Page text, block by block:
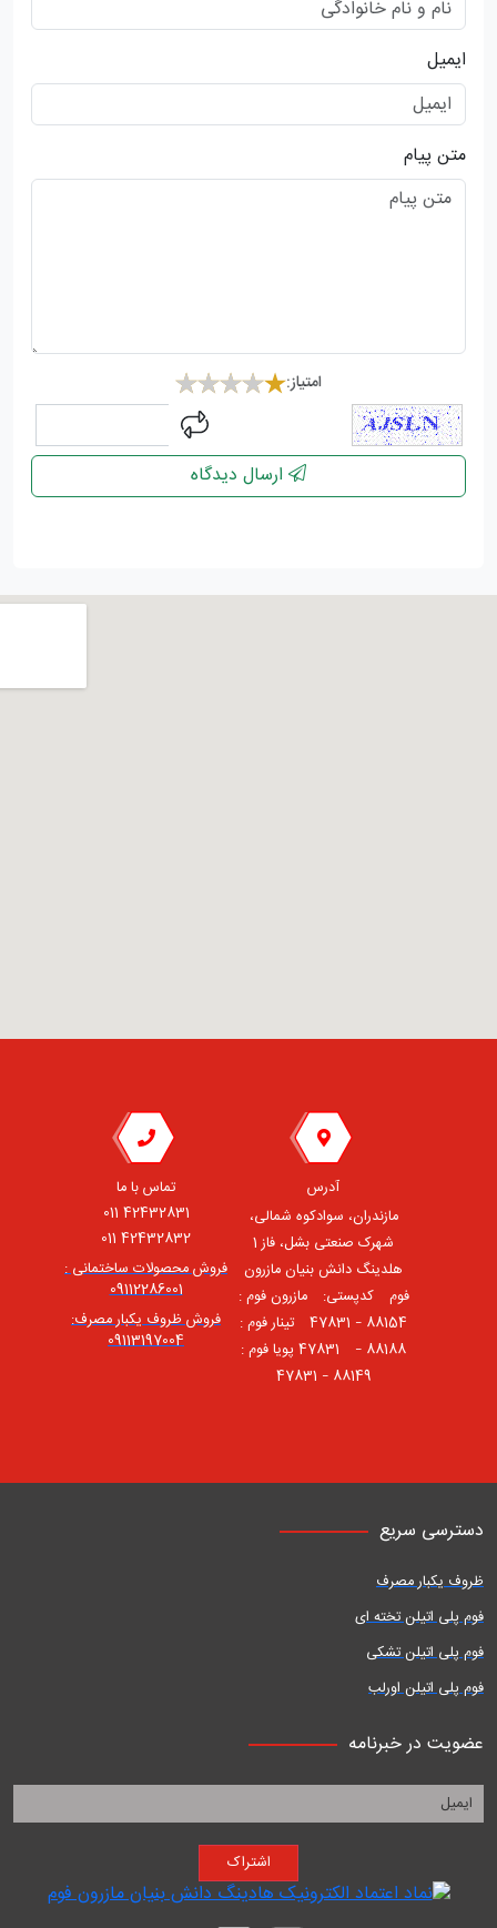
ایمیل
متن پیام
امتیاز:
captcha
ارسال دیدگاه
آدرس
مازندران، سوادکوه شمالی،
شهرک صنعتی بشل، فاز 1
هلدینگ دانش بنیان مازرون
فوم ⠀کدپستی: ⠀مازرون فوم :
88154 – 47831 ⠀تینار فوم :
88188 – 47831⠀ پویا فوم :
88149 – 47831
تماس با ما
42432831 011
42432832 011
فروش محصولات ساختمانی :
09112286001
فروش ظروف یکبار مصرف:
09113197004
دسترسی سریع
ظروف یکبار مصرف
فوم پلی اتیلن تخته ای
فوم پلی اتیلن تشکی
فوم پلی اتیلن اورلب
عضویت در خبرنامه
اشتراک